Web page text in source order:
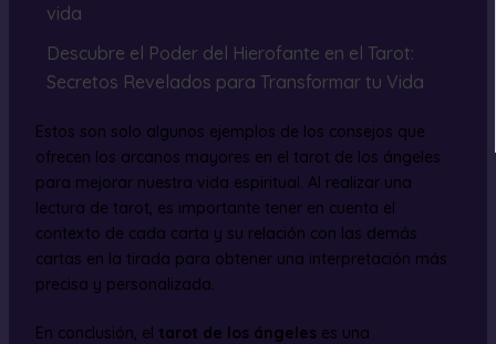
vida
Descubre el Poder del Hierofante en el Tarot:
Secretos Revelados para Transformar tu Vida
Estos son solo algunos ejemplos de los consejos que
ofrecen los arcanos mayores en el tarot de los ángeles
para mejorar nuestra vida espiritual. Al realizar una
lectura de tarot, es importante tener en cuenta el
contexto de cada carta y su relación con las demás
cartas en la tirada para obtener una interpretación más
precisa y personalizada.
En conclusión, el tarot de los ángeleses una